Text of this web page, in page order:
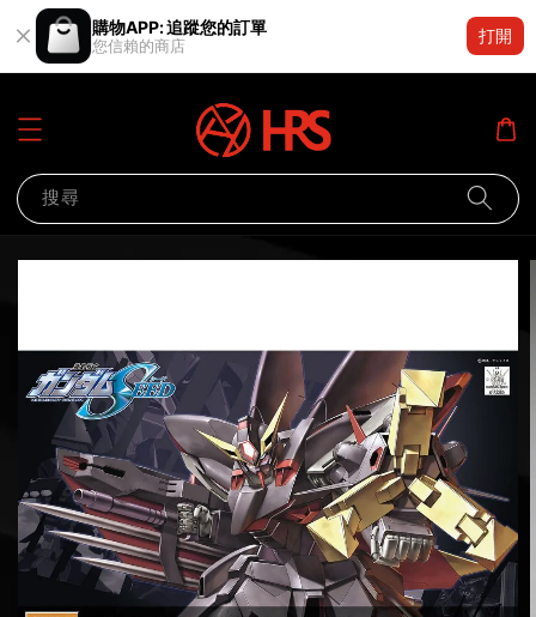
購物APP: 追蹤您的訂單
您信賴的商店
打開
搜尋